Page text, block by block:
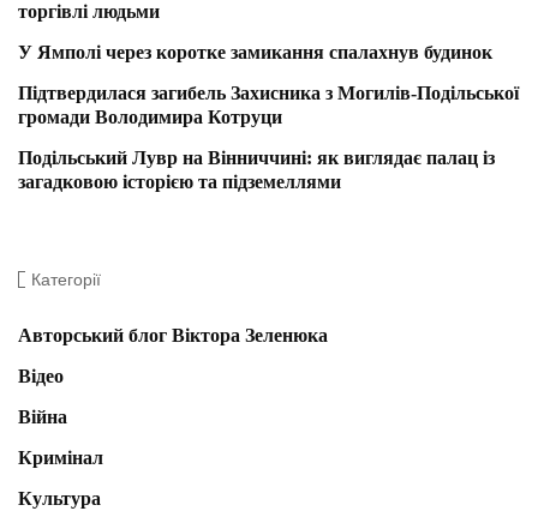
торгівлі людьми
У Ямполі через коротке замикання спалахнув будинок
Підтвердилася загибель Захисника з Могилів-Подільської
громади Володимира Котруци
Подільський Лувр на Вінниччині: як виглядає палац із
загадковою історією та підземеллями
Категорії
Авторський блог Віктора Зеленюка
Відео
Війна
Кримінал
Культура